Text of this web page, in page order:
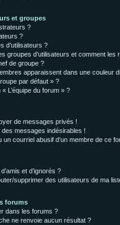
et groupes
?
?
d’utilisateurs ?
groupes d’utilisateurs et comment les
de groupe ?
apparaissent dans une couleur
par défaut » ?
L’équipe du forum » ?
de messages privés !
messages indésirables !
un courriel abusif d’un membre de ce
et d’ignorés ?
supprimer des utilisateurs de ma
forums
dans les forums ?
ne renvoie aucun résultat ?